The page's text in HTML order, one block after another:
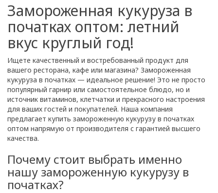
Замороженная кукуруза в
початках оптом: летний
вкус круглый год!
Ищете качественный и востребованный продукт для
вашего ресторана, кафе или магазина? Замороженная
кукуруза в початках — идеальное решение! Это не просто
популярный гарнир или самостоятельное блюдо, но и
источник витаминов, клетчатки и прекрасного настроения
для ваших гостей и покупателей. Наша компания
предлагает купить замороженную кукурузу в початках
оптом напрямую от производителя с гарантией высшего
качества.
Почему стоит выбрать именно
нашу замороженную кукурузу в
початках?